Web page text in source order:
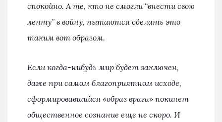
спокойно. А те, кто не смогли “внести свою
лепту” в войну, пытаются сделать это
таким вот образом.
Если когда-нибудь мир будет заключен,
даже при самом благоприятном исходе,
сформировавшийся «образ врага» покинет
общественное сознание еще не скоро. И